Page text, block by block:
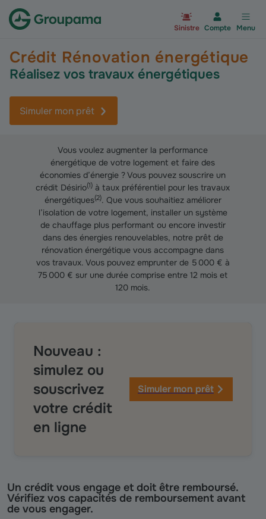
Sinistre Compte Menu
Crédit Rénovation énergétique
Réalisez vos travaux énergétiques
Simuler mon prêt
Vous voulez augmenter la performance
énergétique de votre logement et faire des
économies d’énergie ? Vous pouvez souscrire un
crédit Désirio(1) à taux préférentiel pour les travaux
énergétiques(2). Que vous souhaitiez améliorer
l’isolation de votre logement, installer un système
de chauffage plus performant ou encore investir
dans des énergies renouvelables, notre prêt de
rénovation énergétique vous accompagne dans
vos travaux. Vous pouvez emprunter de 5 000 € à
75 000 € sur une durée comprise entre 12 mois et
120 mois.
Nouveau :
simulez ou
souscrivez
votre crédit
en ligne
Simuler mon prêt
Un crédit vous engage et doit être remboursé.
Vérifiez vos capacités de remboursement avant
de vous engager.